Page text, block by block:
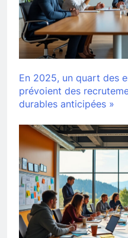
En 2025, un quart des
prévoient des
durables anticipées »